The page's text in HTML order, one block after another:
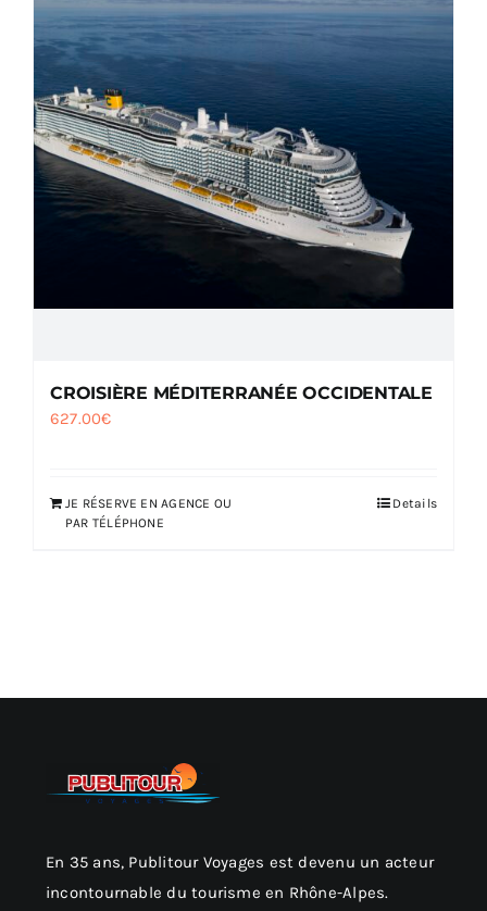
CROISIÈRE MÉDITERRANÉE OCCIDENTALE
627.00€
JE RÉSERVE EN AGENCE OU
PAR TÉLÉPHONE
Details
En 35 ans, Publitour Voyages est devenu un acteur
incontournable du tourisme en Rhône-Alpes.